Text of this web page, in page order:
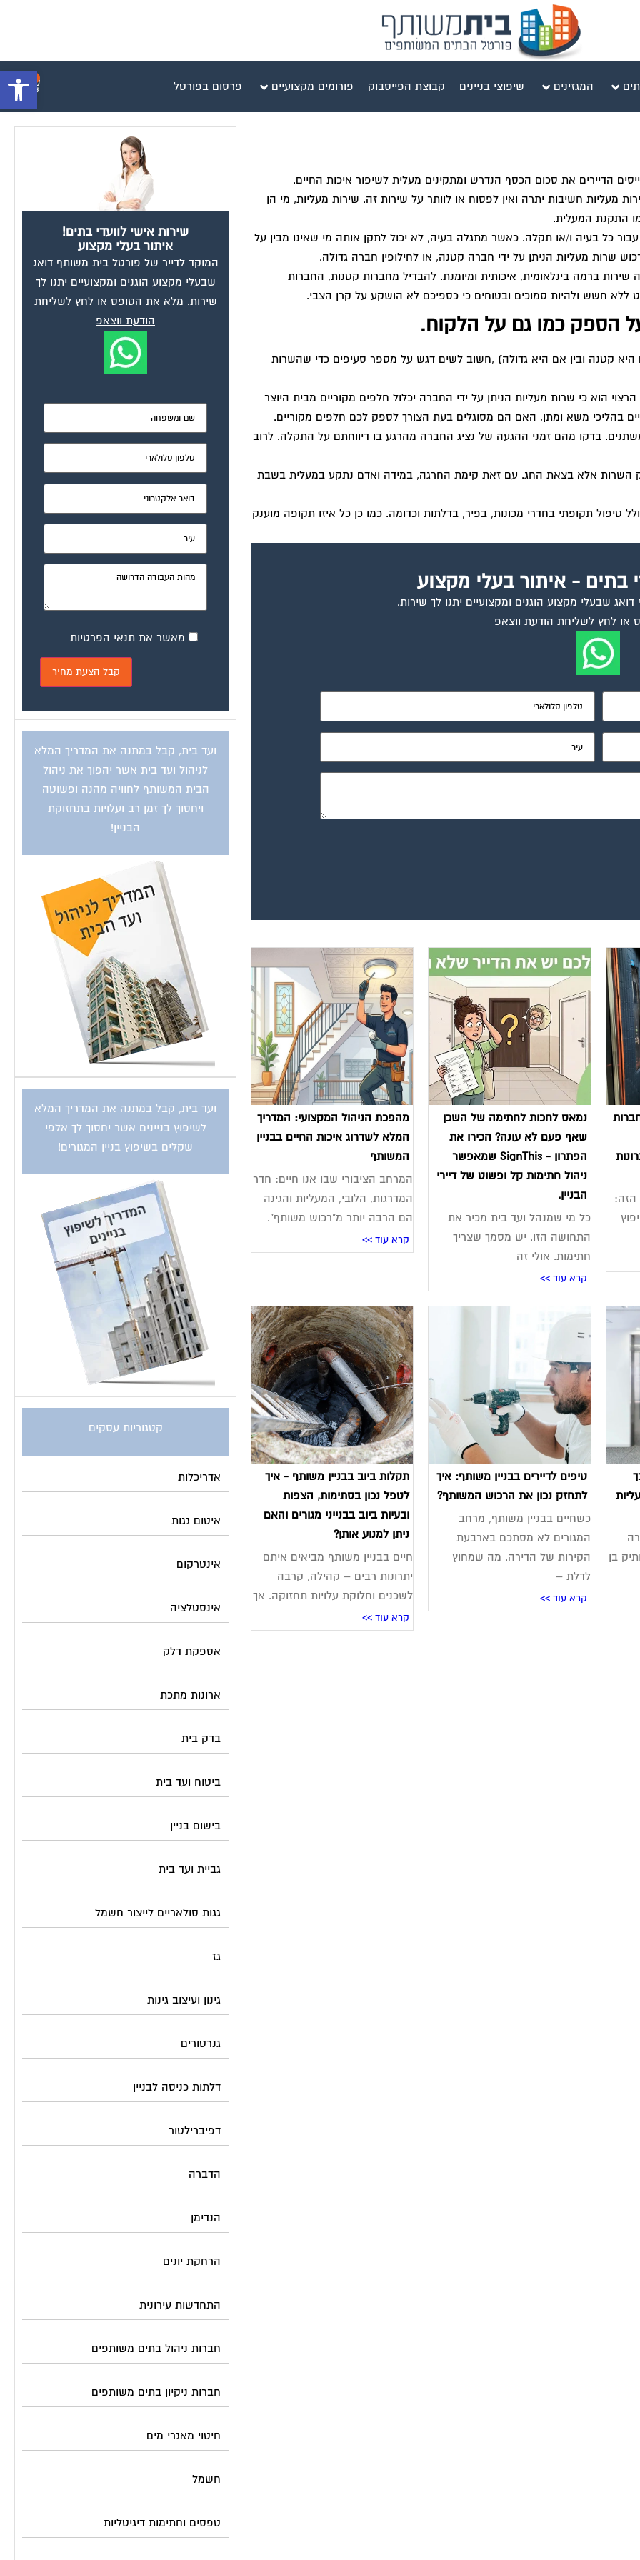
פתח המגזינים שיפוצי בניינים קבוצת הפייסבוק פורומים מקצועיים פרסום בפורטל
הדיירים את סכום הכסף הנדרש ומתקינים מעלית לשיפור איכות החיים.
מעליות חשיבות יתרה ואין לפסוח או לוותר על שירות זה. שירות מעליות, מי הן
התקנת המעלית.
עבור כל בעיה ו/או תקלה. כאשר מתגלה בעיה, לא יכול לתקן אותה מי שאינו מבין על
שרות מעליות הניתן על ידי חברה קטנה, או לחילופין חברה גדולה.
ברמה בינלאומית, איכותית ומיומנת. להבדיל מחברות קטנות, החברות
חשש ולהיות סמוכים ובטוחים כי כספיכם לא הושקע על קרן הצבי.
הספק כמו גם על הלקוח.
קטנה ובין אם היא גדולה) ,חשוב לשים דגש על מספר סעיפים כדי שהשרות
הוא כי שרות מעליות הניתן על ידי החברה יכלול חלפים מקוריים מבית היוצר
בהליכי משא ומתן, האם הם מסוגלים בעת הצורך לספק לכם חלפים מקוריים.
בדקו מהם זמני ההגעה של נציג החברה מהרגע בו דיווחתם על התקלה. לרוב
השרות אלא בצאת החג. עם זאת קימת החרגה, במידה ואדם נתקע במעלית בשבת
תקופתי בחדרי מכונות, בפיר, בדלתות וכדומה. כמו כן כל איזו תקופה מוענק
בתים - איתור בעלי מקצוע
שבעלי מקצוע הוגנים ומקצועיים יתנו לך שירות.
אולחץ לשליחת הודעת ווצאפ
הזה:
נמאס לחכות לחתימה של השכן
שאף פעם לא עונה? הכירו את
הפתרון - SignThis שמאפשר
ניהול חתימות קל ופשוט של דיירי
הבניין.
כל מי שמנהל ועד בית מכיר את
התחושה הזו. יש מסמך שצריך
חתימות. אולי זה
קרא עוד >>
מהפכת הניהול המקצועי: המדריך
המלא לשדרוג איכות החיים בבניין
המשותף
המרחב הציבורי שבו אנו חיים: חדר
המדרגות, הלובי, המעליות והגינה
הם הרבה יותר מ"רכוש משותף".
קרא עוד >>
בן
טיפים לדיירים בבניין משותף: איך
לתחזק נכון את הרכוש המשותף?
כשחיים בבניין משותף, מרחב
המגורים לא מסתכם בארבעת
הקירות של הדירה. מה שמחוץ
לדלת –
קרא עוד >>
תקלות ביוב בבניין משותף - איך
לטפל נכון בסתימות, הצפות
ובעיות ביוב בבנייני מגורים והאם
ניתן למנוע אותן?
חיים בבניין משותף מביאים איתם
יתרונות רבים – קהילה, קרבה
לשכנים וחלוקת עלויות תחזוקה. אך
קרא עוד >>
שירות אישי לוועדי בתים!
איתור בעלי מקצוע
המוקד לדייר של פורטל בית משותף דואג
שבעלי מקצוע הוגנים ומקצועיים יתנו לך
שירות. מלא את הטופס אולחץ לשליחת
הודעת ווצאפ
מאשר את תנאי הפרטיות
ועד בית, קבל במתנה את המדריך המלא
לניהול ועד בית אשר יהפוך את ניהול
הבית המשותף לחוויה מהנה ופשוטה
ויחסוך לך זמן רב ועלויות בתחזוקת
הבניין!
ועד בית, קבל במתנה את המדריך המלא
לשיפוץ בניינים אשר יחסוך לך אלפי
שקלים בשיפוץ בניין המגורים!
קטגוריות עסקים
אדריכלות
איטום גגות
אינטרקום
אינסטלציה
אספקת דלק
ארונות מתכת
בדק בית
ביטוח ועד בית
בישום בניין
גביית ועד בית
גגות סולאריים לייצור חשמל
גז
גינון ועיצוב גינות
גנרטורים
דלתות כניסה לבניין
דפיברילטור
הדברה
הנדימן
הרחקת יונים
התחדשות עירונית
חברות ניהול בתים משותפים
חברות ניקיון בתים משותפים
חיטוי מאגרי מים
חשמל
טפסים וחתימות דיגיטליות